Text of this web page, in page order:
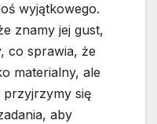
wyjątkowego.
znamy jej gust,
co sprawia, że
materialny, ale
przyjrzymy się
aby